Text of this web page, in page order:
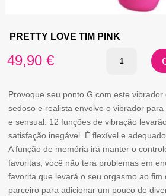
PRETTY LOVE TIM PINK
49,90 €
Quantidade
PRETTY
LOVE
TIM
PINK
Provoque seu ponto G com este
sedoso e realista envolve o vibrador
e sensual. 12 funções de vibração
satisfação inegável. É flexível e
A função de memória irá manter o
favoritas, você não terá problemas em
favorita que levará o seu orgasmo ao fim
parceiro para adicionar um pouco de